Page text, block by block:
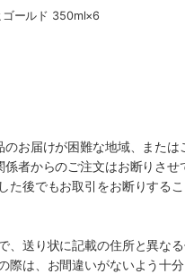
ールド 350ml×6
お届けが困難な地域、または
者からのご注文はお断りさ
後でもお取引をお断りする
送り状に記載の住所と異な
は、お間違いがないよう十分